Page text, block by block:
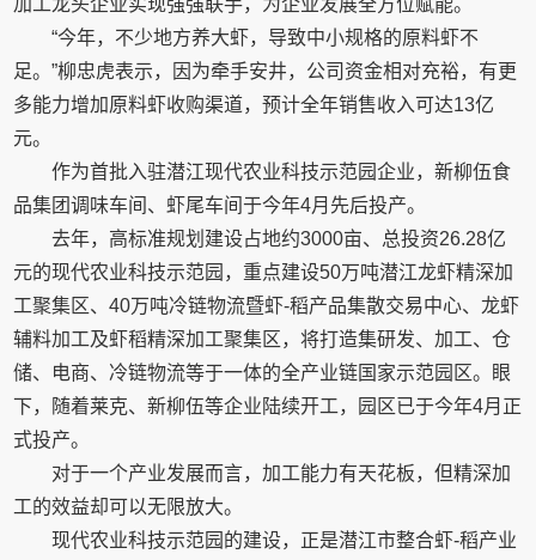
加工龙头企业实现强强联手，为企业发展全方位赋能。
“今年，不少地方养大虾，导致中小规格的原料虾不
足。”柳忠虎表示，因为牵手安井，公司资金相对充裕，有更
多能力增加原料虾收购渠道，预计全年销售收入可达13亿
元。
作为首批入驻潜江现代农业科技示范园企业，新柳伍食
品集团调味车间、虾尾车间于今年4月先后投产。
去年，高标准规划建设占地约3000亩、总投资26.28亿
元的现代农业科技示范园，重点建设50万吨潜江龙虾精深加
工聚集区、40万吨冷链物流暨虾-稻产品集散交易中心、龙虾
辅料加工及虾稻精深加工聚集区，将打造集研发、加工、仓
储、电商、冷链物流等于一体的全产业链国家示范园区。眼
下，随着莱克、新柳伍等企业陆续开工，园区已于今年4月正
式投产。
对于一个产业发展而言，加工能力有天花板，但精深加
工的效益却可以无限放大。
现代农业科技示范园的建设，正是潜江市整合虾-稻产业